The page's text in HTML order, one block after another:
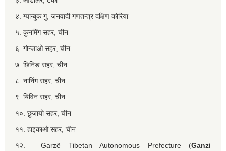
४. ग्यान्बुक गु, जनवादी गणतन्त्र दक्षिण कोरिया
५. कुनमिंग सहर, चीन
६. गोन्जाओ सहर, चीन
७. छिनिङ सहर, चीन
८. नानिंग सहर, चीन
९. यिविन सहर, चीन
१०. छुजायो सहर, चीन
११. हाइकाओ सहर, चीन
१२. Garzê Tibetan Autonomous Prefecture (Ganzi